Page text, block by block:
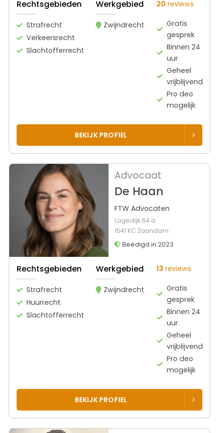
Rechtsgebieden
Strafrecht
Verkeersrecht
Slachtofferrecht
Werkgebied
Zwijndrecht
20 reviews
Gratis
gesprek
Binnen 24
uur
Geheel
vrijblijvend
Pro deo
mogelijk
BEKIJK PROFIEL
Advocaat
De Haan
FTW Advocaten
Lagedijk 64 a
1541 KC Zaandam
Beëdigd in 2023
Rechtsgebieden
Strafrecht
Huurrecht
Slachtofferrecht
Werkgebied
Zwijndrecht
13 reviews
Gratis
gesprek
Binnen 24
uur
Geheel
vrijblijvend
Pro deo
mogelijk
BEKIJK PROFIEL